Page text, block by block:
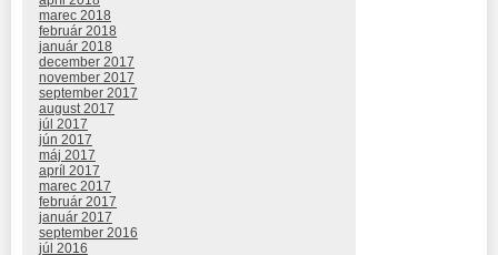
marec 2018
február 2018
január 2018
december 2017
november 2017
september 2017
august 2017
júl 2017
jún 2017
máj 2017
apríl 2017
marec 2017
február 2017
január 2017
september 2016
júl 2016